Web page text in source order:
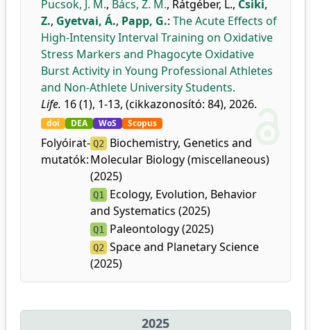
Pucsok, J. M., Bács, Z. M., Rátgéber, L., Csiki,
Z., Gyetvai, Á., Papp, G.: The Acute Effects of
High-Intensity Interval Training on Oxidative
Stress Markers and Phagocyte Oxidative
Burst Activity in Young Professional Athletes
and Non-Athlete University Students.
Life. 16 (1), 1-13, (cikkazonosító: 84), 2026.
doi DEA WoS Scopus
Folyóirat-
mutatók:
Q2
Biochemistry, Genetics and
Molecular Biology (miscellaneous)
(2025)
Q1
Ecology, Evolution, Behavior
and Systematics (2025)
Q1 Paleontology (2025)
Q2 Space and Planetary Science
(2025)
2025